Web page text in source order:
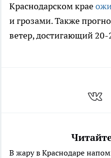
Краснодарском крае
и грозами. Также
ветер, достигающий 20-
В жару в Краснодаре